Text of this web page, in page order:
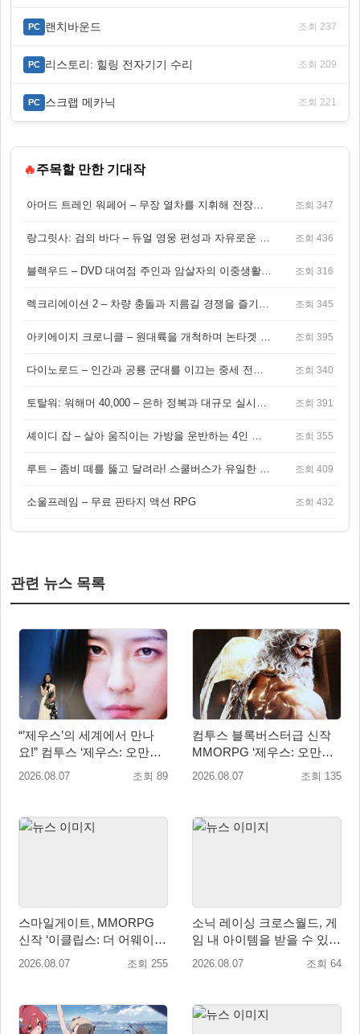
PC 랜치바운드 조회 237
PC 리스토리: 힐링 전자기기 수리 조회 209
PC 스크랩 메카닉 조회 221
🔥주목할 만한 기대작
아머드 트레인 워페어 – 무장 열차를 지휘해 전장을 돌파하는 생존 전투 게임 조회 347
랑그릿사: 검의 바다 – 듀얼 영웅 편성과 자유로운 탐험을 결합한 판타지 전략 RPG 조회 436
블랙우드 – DVD 대여점 주인과 암살자의 이중생활을 그린 3인칭 액션 스릴러 게임 조회 316
렉크리에이션 2 – 차량 충돌과 지름길 경쟁을 즐기는 오픈월드 아케이드 레이싱 게임 조회 345
아키에이지 크로니클 – 원대륙을 개척하며 논타겟 전투를 즐기는 오픈월드 MMORPG 조회 395
다이노로드 – 인간과 공룡 군대를 이끄는 중세 전략 액션 RPG 조회 340
토탈워: 워해머 40,000 – 은하 정복과 대규모 실시간 전투가 결합된 전략 게임! 조회 391
셰이디 잡 – 살아 움직이는 가방을 운반하는 4인 협동 물리 어드벤처 게임 조회 355
루트 – 좀비 떼를 뚫고 달려라! 스쿨버스가 유일한 집이 되는 4인 협동 생존 게임 조회 409
소울프레임 – 무료 판타지 액션 RPG 조회 432
관련 뉴스 목록
“’제우스’의 세계에서 만나
요!” 컴투스 ‘제우스: 오만의
신’ 쇼케이스 찾은 배우 박지
2026.08.07 조회 89
컴투스 블록버스터급 신작
MMORPG ‘제우스: 오만의
신’, 8월 26일 출시!
2026.08.07 조회 135
스마일게이트, MMORPG
신작 ‘이클립스: 더 어웨이크
닝’ 9월 10일 론칭!
2026.08.07 조회 255
소닉 레이싱 크로스월드, 게
임 내 아이템을 받을 수 있는
‘레전드 대회 라운드 7’ 개최!
2026.08.07 조회 64